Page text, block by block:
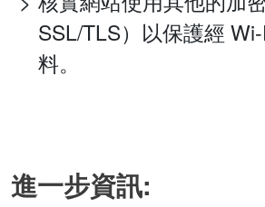
SSL/TLS）以保護經
料。
進一步資訊: